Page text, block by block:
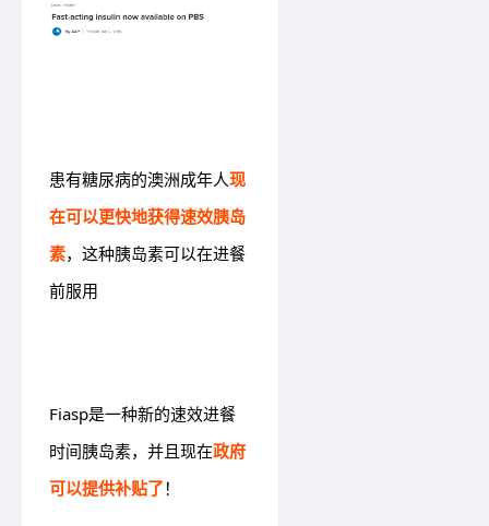
患有糖尿病的澳洲成年人现
在可以更快地获得速效胰岛
素，这种胰岛素可以在进餐
前服用
Fiasp是一种新的速效进餐
时间胰岛素，并且现在政府
可以提供补贴了 ！